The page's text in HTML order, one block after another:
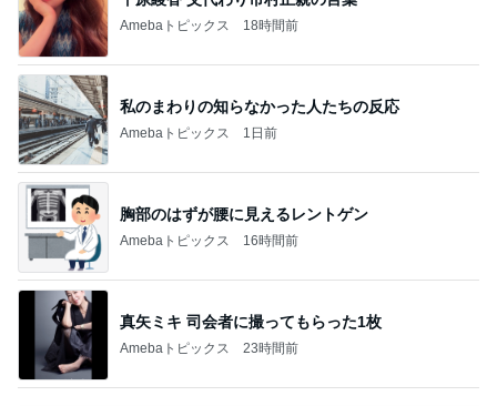
Amebaトピックス 18時間前
私のまわりの知らなかった人たちの反応
Amebaトピックス 1日前
胸部のはずが腰に見えるレントゲン
Amebaトピックス 16時間前
真矢ミキ 司会者に撮ってもらった1枚
Amebaトピックス 23時間前